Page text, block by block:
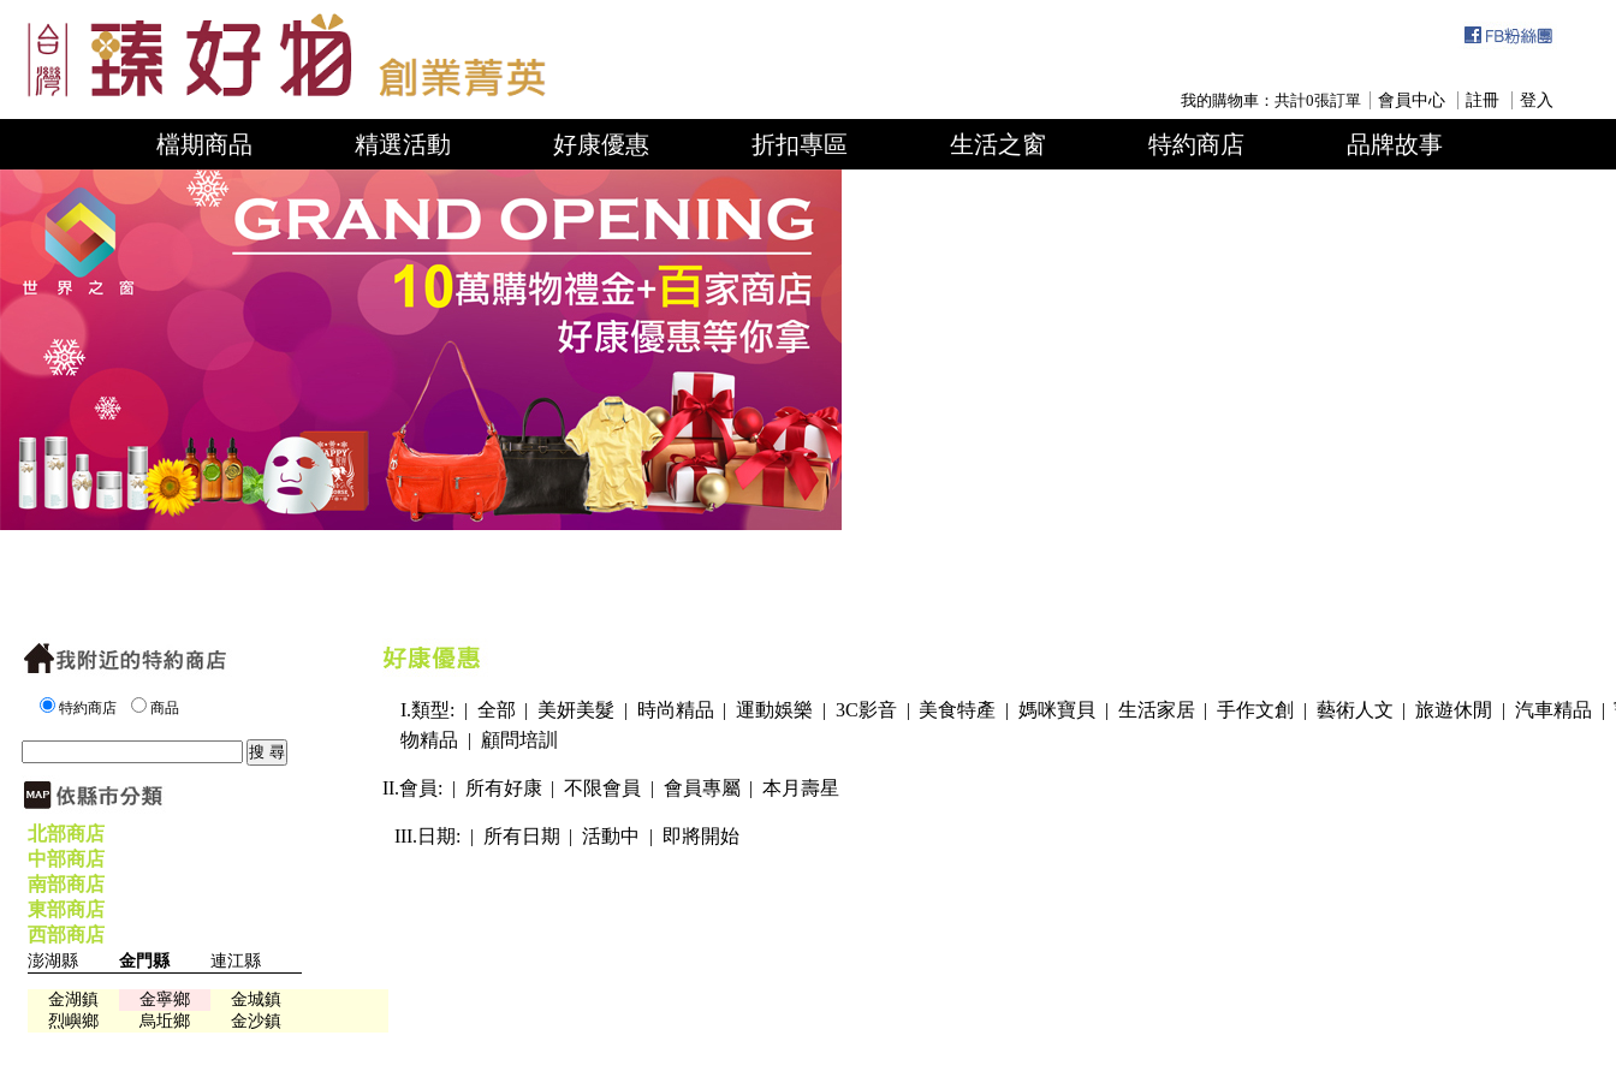
我的購物車：共計0張訂單 會員中心 註冊 登入
檔期商品 精選活動 好康優惠 折扣專區 生活之窗 特約商店 品牌故事
特約商店 商品
北部商店
中部商店
南部商店
東部商店
西部商店
澎湖縣 金門縣 連江縣
金湖鎮 金寧鄉
金城鎮
烈嶼鄉
烏坵鄉 金沙鎮
I.類型: | 全部 | 美妍美髮 | 時尚精品 |運動娛樂 | 3C影音| 美食特產 | 媽咪寶貝 | 生活家居|手作文創 | 藝術人文 |旅遊休閒 | 汽車精品 |
物精品 | 顧問培訓
II.會員: | 所有好康|不限會員 | 會員專屬|本月壽星
III.日期: | 所有日期 |活動中 | 即將開始